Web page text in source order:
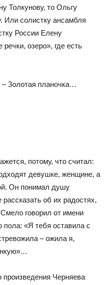
Толкунову, то Ольгу
Или солистку ансамбля
России Елену
озеро», где есть
– Золотая планочка…
потому, что считал:
девушке, женщине, а
Он понимал душу
об их радостях,
говорил от имени
пола: «Я тебя оставила с
– ожила я,
произведения Черняева